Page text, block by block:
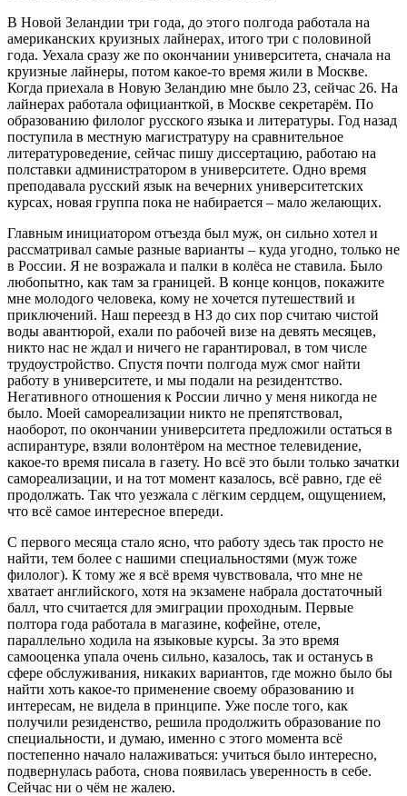
В Новой Зеландии три года, до этого полгода работала на
американских круизных лайнерах, итого три с половиной
года. Уехала сразу же по окончании университета, сначала на
круизные лайнеры, потом какое-то время жили в Москве.
Когда приехала в Новую Зеландию мне было 23, сейчас 26. На
лайнерах работала официанткой, в Москве секретарём. По
образованию филолог русского языка и литературы. Год назад
поступила в местную магистратуру на сравнительное
литературоведение, сейчас пишу диссертацию, работаю на
полставки администратором в университете. Одно время
преподавала русский язык на вечерних университетских
курсах, новая группа пока не набирается – мало желающих.
Главным инициатором отъезда был муж, он сильно хотел и
рассматривал самые разные варианты – куда угодно, только не
в России. Я не возражала и палки в колёса не ставила. Было
любопытно, как там за границей. В конце концов, покажите
мне молодого человека, кому не хочется путешествий и
приключений. Наш переезд в НЗ до сих пор считаю чистой
воды авантюрой, ехали по рабочей визе на девять месяцев,
никто нас не ждал и ничего не гарантировал, в том числе
трудоустройство. Спустя почти полгода муж смог найти
работу в университете, и мы подали на резидентство.
Негативного отношения к России лично у меня никогда не
было. Моей самореализации никто не препятствовал,
наоборот, по окончании университета предложили остаться в
аспирантуре, взяли волонтёром на местное телевидение,
какое-то время писала в газету. Но всё это были только зачатки
самореализации, и на тот момент казалось, всё равно, где её
продолжать. Так что уезжала с лёгким сердцем, ощущением,
что всё самое интересное впереди.
С первого месяца стало ясно, что работу здесь так просто не
найти, тем более с нашими специальностями (муж тоже
филолог). К тому же я всё время чувствовала, что мне не
хватает английского, хотя на экзамене набрала достаточный
балл, что считается для эмиграции проходным. Первые
полтора года работала в магазине, кофейне, отеле,
параллельно ходила на языковые курсы. За это время
самооценка упала очень сильно, казалось, так и останусь в
сфере обслуживания, никаких вариантов, где можно было бы
найти хоть какое-то применение своему образованию и
интересам, не видела в принципе. Уже после того, как
получили резиденство, решила продолжить образование по
специальности, и думаю, именно с этого момента всё
постепенно начало налаживаться: учиться было интересно,
подвернулась работа, снова появилась уверенность в себе.
Сейчас ни о чём не жалею.